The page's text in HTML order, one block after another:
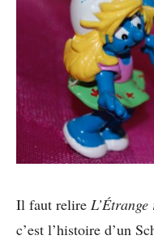
Il faut relire
c’est l’histoire d’un